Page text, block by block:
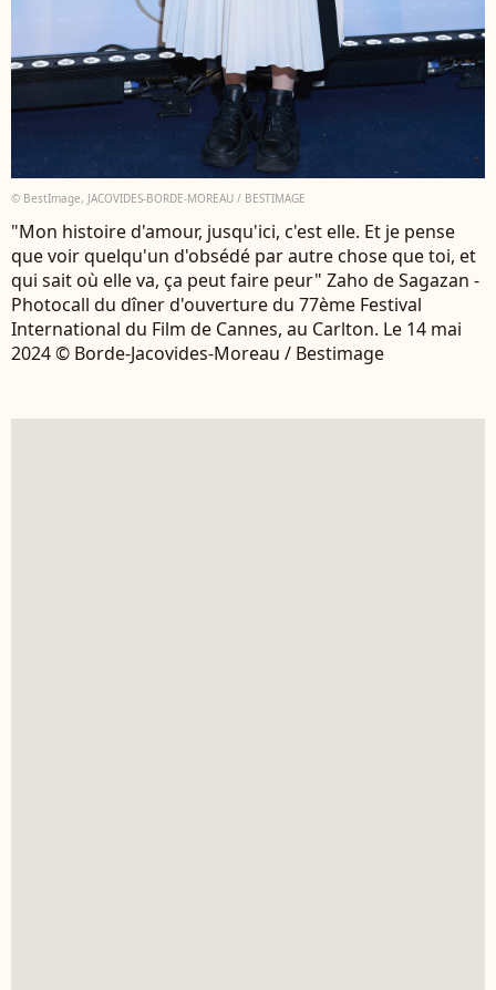
© BestImage, JACOVIDES-BORDE-MOREAU / BESTIMAGE
"Mon histoire d'amour, jusqu'ici, c'est elle. Et je pense
que voir quelqu'un d'obsédé par autre chose que toi, et
qui sait où elle va, ça peut faire peur" Zaho de Sagazan -
Photocall du dîner d'ouverture du 77ème Festival
International du Film de Cannes, au Carlton. Le 14 mai
2024 © Borde-Jacovides-Moreau / Bestimage